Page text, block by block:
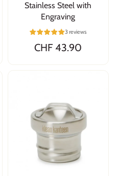
Stainless Steel with
Engraving
3 reviews
CHF 43.90